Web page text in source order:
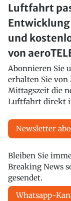
Luftfahrt
und
von
Abonnieren Sie
erhalten Sie
Mittagszeit die
Luftfahrt direkt
Newsletter
Bleiben Sie
Breaking News
gesendet.
Whatsapp-